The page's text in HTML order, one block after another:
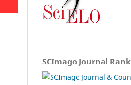
SCImago Journal Rank